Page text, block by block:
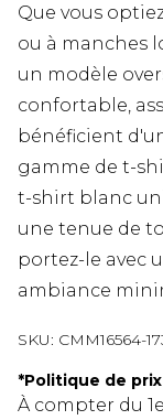
Que vous
ou à manches
un modèle
confortable,
bénéficient
gamme de t-
t-shirt blanc
une tenue de
portez-le avec
ambiance
SKU: CMM16564-
*Politique de prix
À compter du